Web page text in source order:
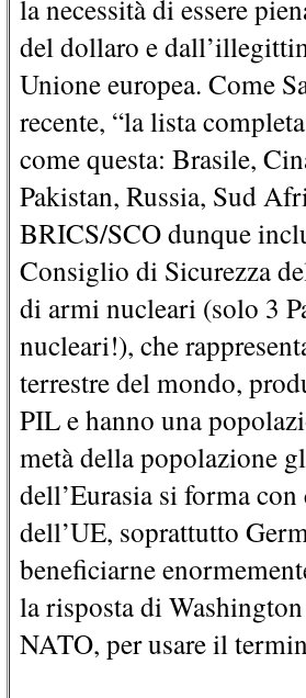
la necessità di essere
del dollaro e
Unione europea. Come
recente, “la lista
come questa: Brasile,
Pakistan, Russia, Sud
BRICS/SCO dunque
Consiglio di Sicurezza
di armi nucleari (solo 3
nucleari!), che
terrestre del mondo,
PIL e hanno una
metà della popolazione
dell’Eurasia si forma
dell’UE, soprattutto
beneficiarne
la risposta di
NATO, per usare il